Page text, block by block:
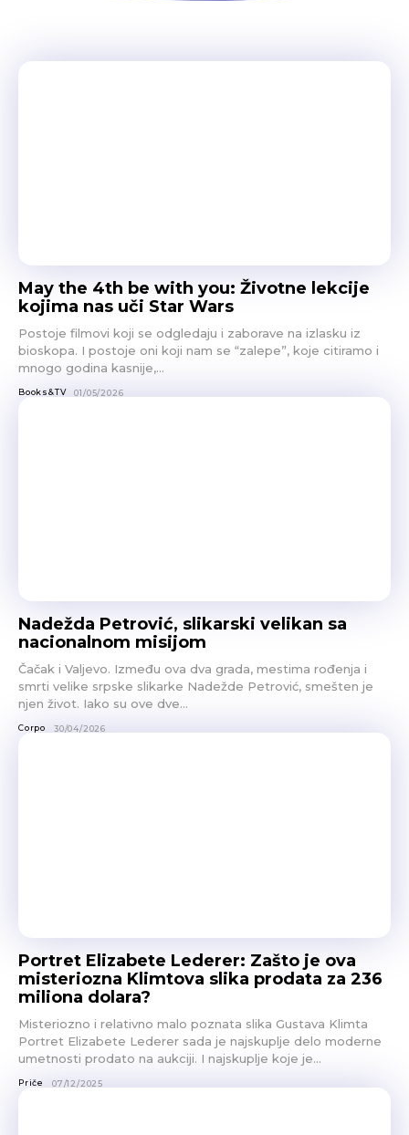
May the 4th be with you: Životne lekcije
kojima nas uči Star Wars
Postoje filmovi koji se odgledaju i zaborave na izlasku iz
bioskopa. I postoje oni koji nam se “zalepe”, koje citiramo i
mnogo godina kasnije,...
Books&TV 01/05/2026
Nadežda Petrović, slikarski velikan sa
nacionalnom misijom
Čačak i Valjevo. Između ova dva grada, mestima rođenja i
smrti velike srpske slikarke Nadežde Petrović, smešten je
njen život. Iako su ove dve...
Corpo 30/04/2026
Portret Elizabete Lederer: Zašto je ova
misteriozna Klimtova slika prodata za 236
miliona dolara?
Misteriozno i relativno malo poznata slika Gustava Klimta
Portret Elizabete Lederer sada je najskuplje delo moderne
umetnosti prodato na aukciji. I najskuplje koje je...
Priče 07/12/2025